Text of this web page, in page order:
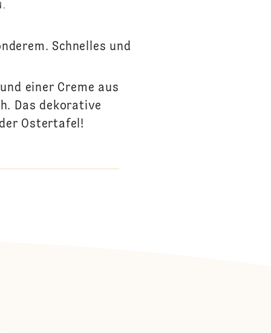
Schnelles und
einer Creme aus
Das dekorative
Ostertafel!